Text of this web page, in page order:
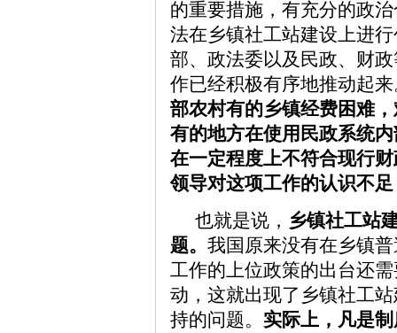
的重要措施，有充分的政
法在乡镇社工站建设上进
部、政法委以及民政、财
作已经积极有序地推动起
部农村有的乡镇经费困难
有的地方在使用民政系统
在一定程度上不符合现行
领导对这项工作的认识不
也就是说， 乡镇社工站
题。 我国原来没有在乡镇
工作的上位政策的出台还
动，这就出现了乡镇社工
持的问题。 实际上，凡是